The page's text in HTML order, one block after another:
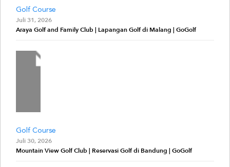
Golf Course
Juli 31, 2026
Araya Golf and Family Club | Lapangan Golf di Malang | GoGolf
Golf Course
Juli 30, 2026
Mountain View Golf Club | Reservasi Golf di Bandung | GoGolf